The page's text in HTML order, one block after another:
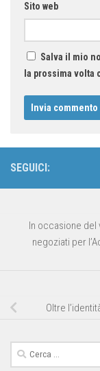
Sito web
Salva il mio
la prossima volta
SEGUICI:
In occasione del
negoziati per
Oltre